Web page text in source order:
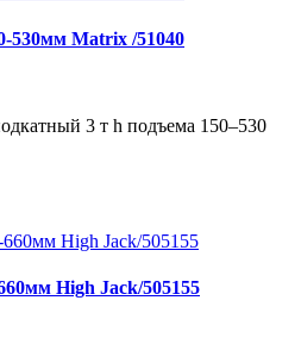
530мм Matrix /51040
3 т h подъема 150–530
High Jack/505155